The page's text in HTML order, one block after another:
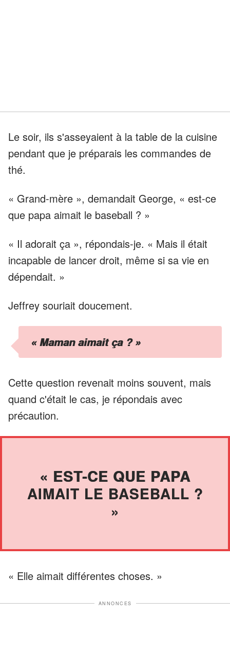
Le soir, ils s'asseyaient à la table de la cuisine
pendant que je préparais les commandes de
thé.
« Grand-mère », demandait George, « est-ce
que papa aimait le baseball ? »
« Il adorait ça », répondais-je. « Mais il était
incapable de lancer droit, même si sa vie en
dépendait. »
Jeffrey souriait doucement.
« Maman aimait ça ? »
Cette question revenait moins souvent, mais
quand c'était le cas, je répondais avec
précaution.
« EST-CE QUE PAPA
AIMAIT LE BASEBALL ?
»
« Elle aimait différentes choses. »
ANNONCES